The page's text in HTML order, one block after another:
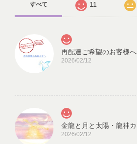
すべて 11
再配達ご希望のお客様へ
2026/02/12
2026/02/12